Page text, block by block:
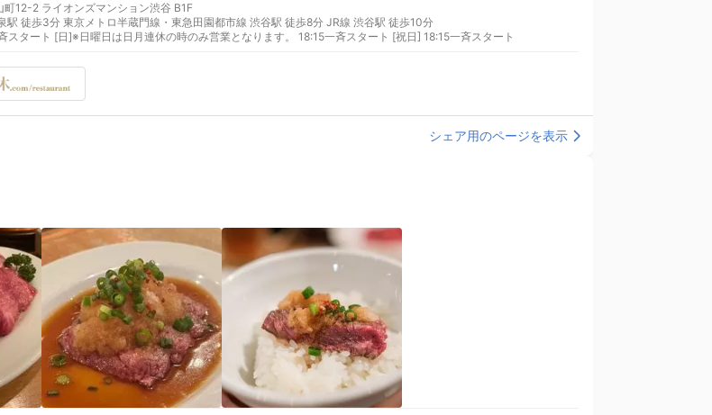
町12-2 ライオンズマンション渋谷 B1F
駅 徒歩3分 東京メトロ半蔵門線・東急田園都市線 渋谷駅 徒歩8分 JR線 渋谷駅 徒歩10分
スタート [日]※日曜日は日月連休の時のみ営業となります。 18:15一斉スタート [祝日] 18:15一斉スタート
シェア用のページを表示